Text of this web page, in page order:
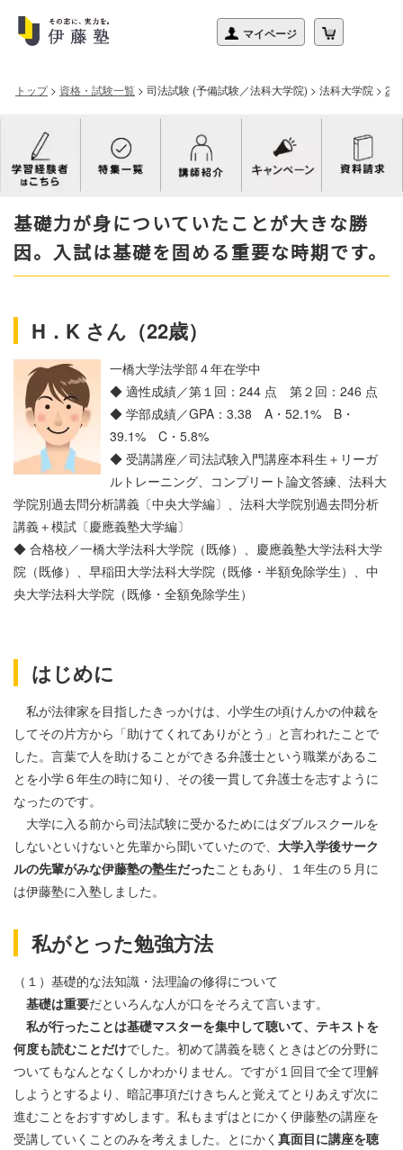
トップ> 資格・試験一覧 > 司法試験 (予備試験／法科大学院) > 法科大学院 >
基礎力が身についていたことが大きな勝
因。入試は基礎を固める重要な時期です。
H．K さん（22歳）
一橋大学法学部４年在学中
◆ 適性成績／第１回：244 点 第２回：246 点
◆ 学部成績／GPA：3.38 A・52.1% B・
39.1% C・5.8%
◆ 受講講座／司法試験入門講座本科生＋リーガ
ルトレーニング、コンプリート論文答練、法科大
学院別過去問分析講義〔中央大学編〕、法科大学院別過去問分析
講義＋模試〔慶應義塾大学編〕
◆ 合格校／一橋大学法科大学院（既修）、慶應義塾大学法科大学
院（既修）、早稲田大学法科大学院（既修・半額免除学生）、中
央大学法科大学院（既修・全額免除学生）
はじめに
私が法律家を目指したきっかけは、小学生の頃けんかの仲裁を
してその片方から「助けてくれてありがとう」と言われたことで
した。言葉で人を助けることができる弁護士という職業があるこ
とを小学６年生の時に知り、その後一貫して弁護士を志すように
なったのです。
大学に入る前から司法試験に受かるためにはダブルスクールを
しないといけないと先輩から聞いていたので、 大学入学後サーク
ルの先輩がみな伊藤塾の塾生だったこともあり、１年生の５月に
は伊藤塾に入塾しました。
私がとった勉強方法
（１）基礎的な法知識・法理論の修得について
基礎は重要だといろんな人が口をそろえて言います。
私が行ったことは基礎マスターを集中して聴いて、テキストを
何度も読むことだけでした。初めて講義を聴くときはどの分野に
ついてもなんとなくしかわかりません。ですが１回目で全て理解
しようとするより、暗記事項だけきちんと覚えてとりあえず次に
進むことをおすすめします。私もまずはとにかく伊藤塾の講座を
受講していくことのみを考えました。とにかく 真面目に講座を聴